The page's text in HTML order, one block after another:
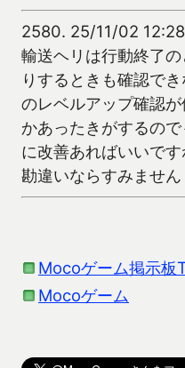
2580. 25/11/02
輸送ヘリは行動終了
りするときも確認で
のレベルアップ確認
かあったきがするの
に改善あればいいです
勘違いならすみません
Mocoゲーム掲示板
Mocoゲーム